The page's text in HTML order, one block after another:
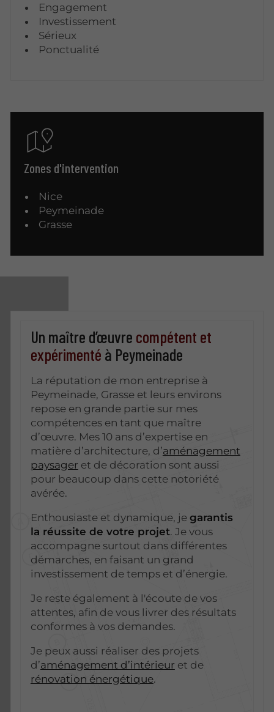
Engagement
Investissement
Sérieux
Ponctualité
Zones d'intervention
Nice
Peymeinade
Grasse
Un maître d’œuvre compétent et
expérimenté à Peymeinade
La réputation de mon entreprise à
Peymeinade, Grasse et leurs environs
repose en grande partie sur mes
compétences en tant que maître
d’œuvre. Mes 10 ans d’expertise en
matière d’architecture, d’aménagement
paysager et de décoration sont aussi
pour beaucoup dans cette notoriété
avérée.
Enthousiaste et dynamique, je garantis
la réussite de votre projet. Je vous
accompagne surtout dans différentes
démarches, en faisant un grand
investissement de temps et d’énergie.
Je reste également à l'écoute de vos
attentes, afin de vous livrer des résultats
conformes à vos demandes.
Je peux aussi réaliser des projets
d’aménagement d’intérieur et de
rénovation énergétique.